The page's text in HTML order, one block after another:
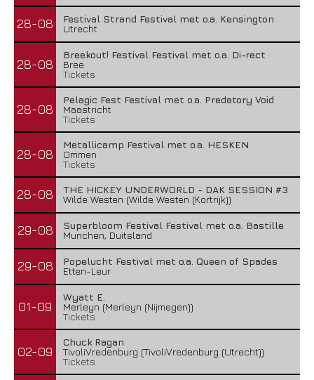
28-08
Festival Strand Festival met o.a. Kensington
Utrecht
28-08
Breekout! Festival Festival met o.a. Di-rect
Bree
Tickets
28-08
Pelagic Fest Festival met o.a. Predatory Void
Maastricht
Tickets
28-08
Metallicamp Festival met o.a. HESKEN
Ommen
Tickets
28-08
THE HICKEY UNDERWORLD - DAK SESSION #3
Wilde Westen (Wilde Westen (Kortrijk))
29-08
Superbloom Festival Festival met o.a. Bastille
Munchen, Duitsland
29-08
Popelucht Festival met o.a. Queen of Spades
Etten-Leur
01-09
Wyatt E.
Merleyn (Merleyn (Nijmegen))
Tickets
02-09
Chuck Ragan
TivoliVredenburg (TivoliVredenburg (Utrecht))
Tickets